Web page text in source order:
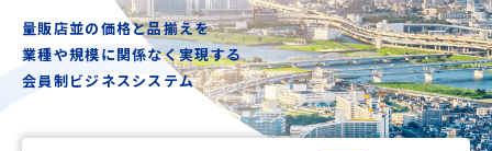
量販店並の価格と品揃えを
業種や規模に関係なく実現する
会員制ビジネスシステム